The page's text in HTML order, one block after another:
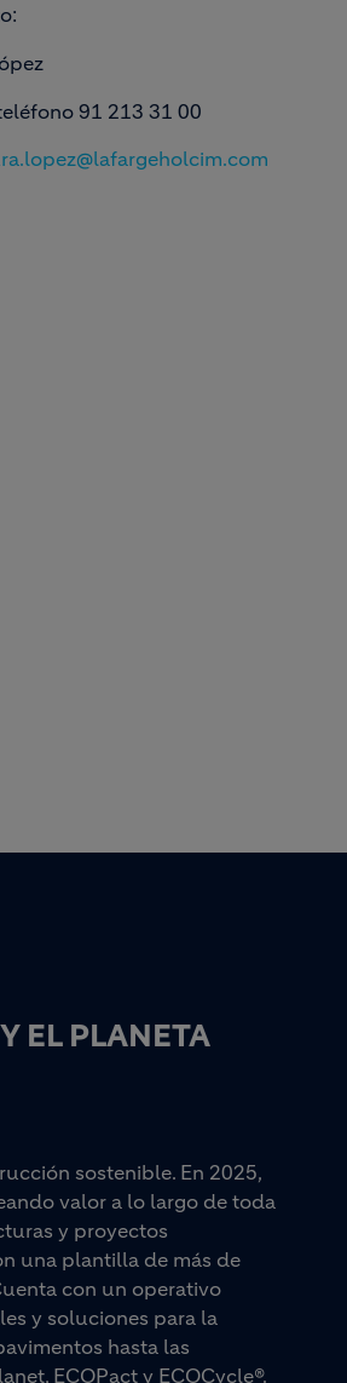
91 213 31 00
EL PLANETA
sostenible. En 2025,
valor a lo largo de toda
y proyectos
una plantilla de más de
con un operativo
y soluciones para la
hasta las
ECOPact y ECOCycle®.